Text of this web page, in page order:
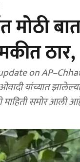
मोठी
ठार,
on
यांच्यात
माहिती समोर आली